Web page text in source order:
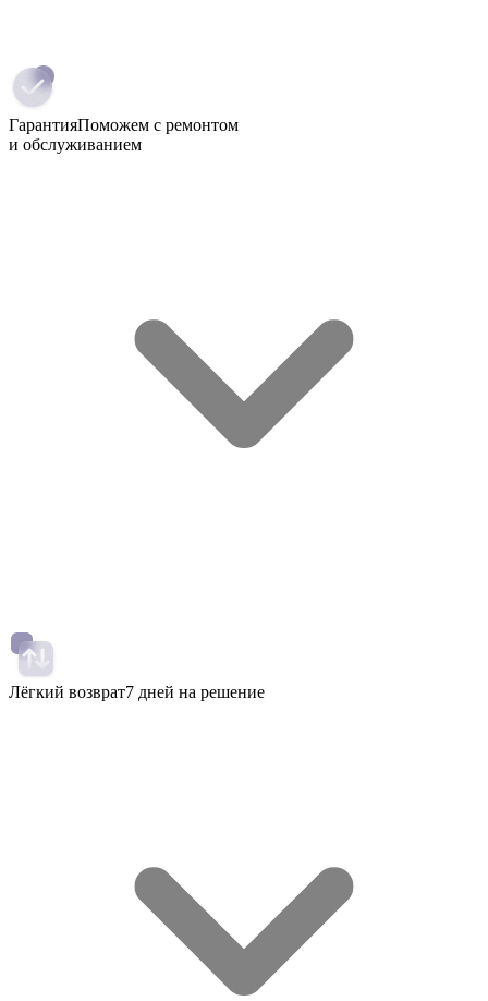
ГарантияПоможем с ремонтом
и обслуживанием
Лёгкий возврат7 дней на решение